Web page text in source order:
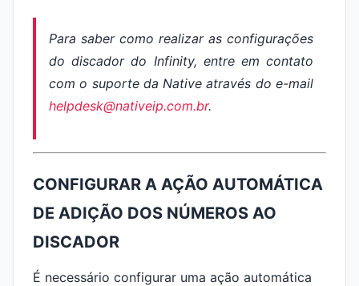
Para saber como realizar as configurações
do discador do Infinity, entre em contato
com o suporte da Native através do e-mail
helpdesk@nativeip.com.br.
CONFIGURAR A AÇÃO AUTOMÁTICA
DE ADIÇÃO DOS NÚMEROS AO
DISCADOR
É necessário configurar uma ação automática